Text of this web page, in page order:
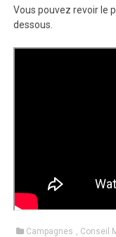
Vous pouvez revoir le
dessous.
Campagnes , Conseil